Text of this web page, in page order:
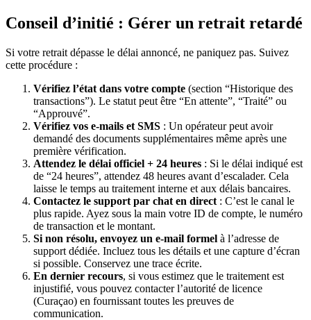
Conseil d’initié : Gérer un retrait retardé
Si votre retrait dépasse le délai annoncé, ne paniquez pas. Suivez
cette procédure :
Vérifiez l’état dans votre compte (section “Historique des
transactions”). Le statut peut être “En attente”, “Traité” ou
“Approuvé”.
Vérifiez vos e-mails et SMS : Un opérateur peut avoir
demandé des documents supplémentaires même après une
première vérification.
Attendez le délai officiel + 24 heures : Si le délai indiqué est
de “24 heures”, attendez 48 heures avant d’escalader. Cela
laisse le temps au traitement interne et aux délais bancaires.
Contactez le support par chat en direct : C’est le canal le
plus rapide. Ayez sous la main votre ID de compte, le numéro
de transaction et le montant.
Si non résolu, envoyez un e-mail formel à l’adresse de
support dédiée. Incluez tous les détails et une capture d’écran
si possible. Conservez une trace écrite.
En dernier recours, si vous estimez que le traitement est
injustifié, vous pouvez contacter l’autorité de licence
(Curaçao) en fournissant toutes les preuves de
communication.